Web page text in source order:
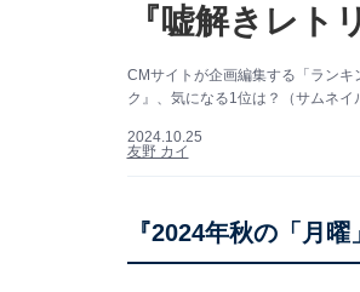
『嘘解きレト
CMサイトが企画編集する「ラン
ク』、気になる1位は？（サムネイ
2024.10.25
友野 カイ
『2024年秋の「月